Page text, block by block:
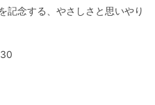
記念する、やさしさと思いやり